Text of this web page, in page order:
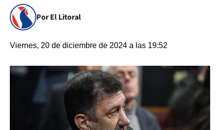
Por El Litoral
Viernes, 20 de diciembre de 2024 a las 19:52